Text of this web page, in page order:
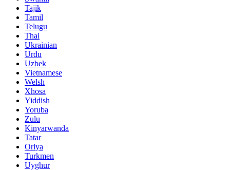
Tajik
Tamil
Telugu
Thai
Ukrainian
Urdu
Uzbek
Vietnamese
Welsh
Xhosa
Yiddish
Yoruba
Zulu
Kinyarwanda
Tatar
Oriya
Turkmen
Uyghur